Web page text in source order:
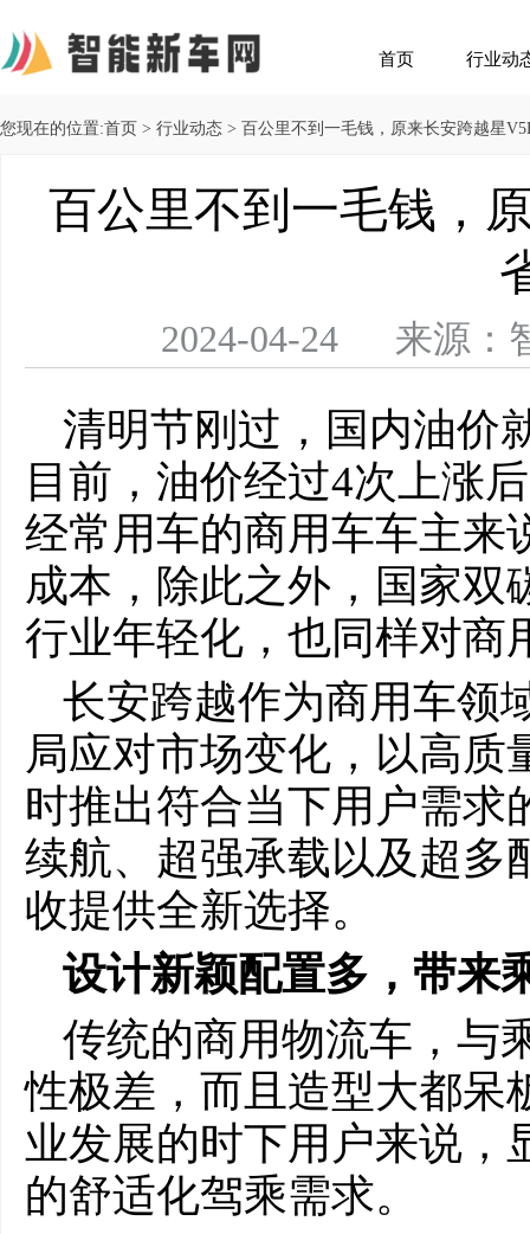
首页 行业动
您现在的位置:首页 > 行业动态 > 百公里不到一毛钱，原来长安跨越星
百公里不到一毛钱，
2024-04-24 来源：
清明节刚过，国内油价
目前，油价经过4次上涨
经常用车的商用车车主来
成本，除此之外，国家双
行业年轻化，也同样对商
长安跨越作为商用车领
局应对市场变化，以高质
时推出符合当下用户需求
续航、超强承载以及超多
收提供全新选择。
设计新颖配置多，带来
传统的商用物流车，与
性极差，而且造型大都呆
业发展的时下用户来说，
的舒适化驾乘需求。